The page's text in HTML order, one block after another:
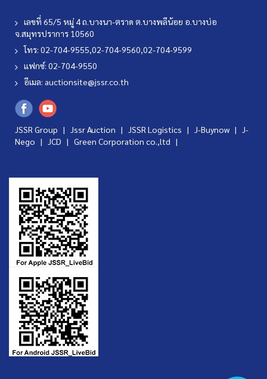
เลขที่ 65/5 หมู่ 4 ถ.บางนา-ตราด ต.บางพลีน้อย อ.บางบ่อ
จ.สมุทรปราการ 10560
โทร: 02-704-9555,02-704-9560,02-704-9599
แฟกซ์: 02-704-9550
อีเมล: auctionsite@jssr.co.th
JSSR Group | Jssr Auction | JSSR Logistics | J-Buynow | J-
Nego | JCD | Green Corporation co.,ltd |